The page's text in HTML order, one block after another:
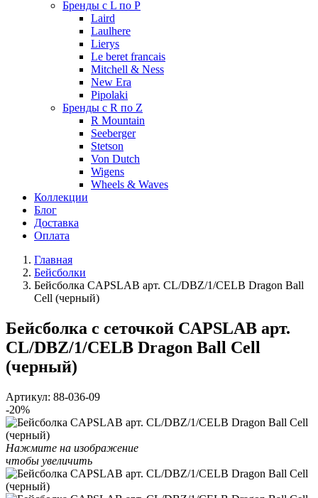
Бренды с L по P
Laird
Laulhere
Lierys
Le beret francais
Mitchell & Ness
New Era
Pipolaki
Бренды с R по Z
R Mountain
Seeberger
Stetson
Von Dutch
Wigens
Wheels & Waves
Коллекции
Блог
Доставка
Оплата
Главная
Бейсболки
Бейсболка CAPSLAB арт. CL/DBZ/1/CELB Dragon Ball
Cell (черный)
Бейсболка с сеточкой CAPSLAB арт.
CL/DBZ/1/CELB Dragon Ball Cell
(черный)
Артикул: 88-036-09
-20%
Нажмите на изображение
чтобы увеличить